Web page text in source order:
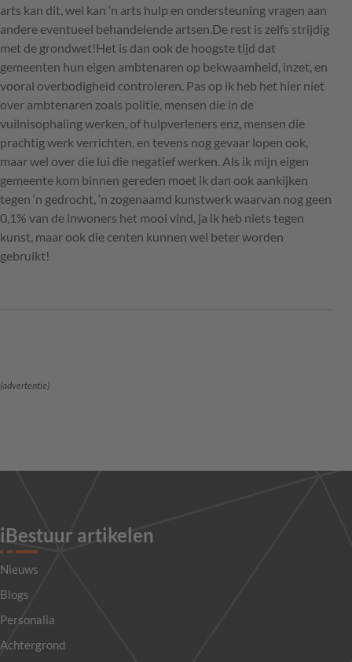
arts kan dit, wel kan ‘n arts hulp en ondersteuning vragen aan
andere eventueel behandelende artsen.De rest is zelfs strijdig
met de grondwet!Het is dan ook de hoogste tijd dat
gemeenten hun eigen ambtenaren op bekwaamheid, inzet, en
vooral overbodigheid controleren. Pas op ik heb het hier niet
over ambtenaren zoals politie, mensen die in de
vuilnisophaling werken, of hulpverleners enz, mensen die
prachtig werk verrichten, en tevens nog gevaar lopen ook,
maar wel over die lui die negatief werken. Als ik mijn eigen
gemeente kom binnen gereden moet ik dan ook aankijken
tegen ‘n gedrocht, ‘n zogenaamd kunstwerk waarvan nog geen
0,1% van de inwoners het mooi vind, ja ik heb niets tegen
kunst, maar ook die centen kunnen wel beter worden
gebruikt!
(advertentie)
iBestuur artikelen
Nieuws
Blogs
Personalia
Achtergrond